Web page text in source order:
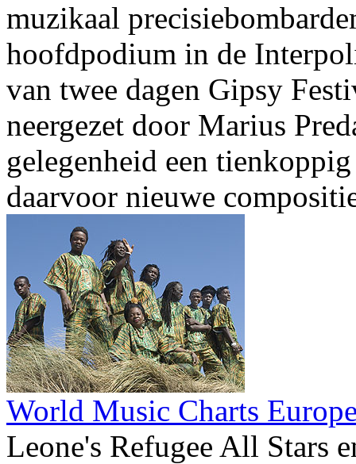
muzikaal
hoofdpodium in de
van twee dagen Gipsy
neergezet door Marius
gelegenheid een
daarvoor nieuwe
World Music Charts
Leone's Refugee All Stars